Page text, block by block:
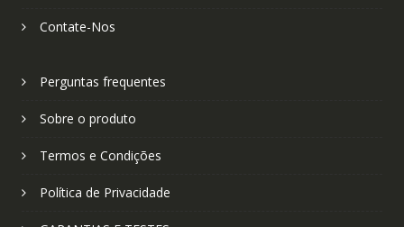
Contate-Nos
Perguntas frequentes
Sobre o produto
Termos e Condições
Política de Privacidade